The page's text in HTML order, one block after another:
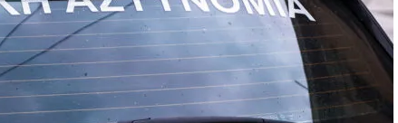
σήμερα αίτηση ανά ΑΦΜ
€
στον Πολύγυρο – Ένα σημαντικό βήμα για την πλήρη